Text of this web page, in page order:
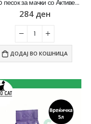
Hero песок за мачки со Активен јаглен [Вреќичка 5Л]
284 ден
ДОДАЈ ВО КОШНИЦА